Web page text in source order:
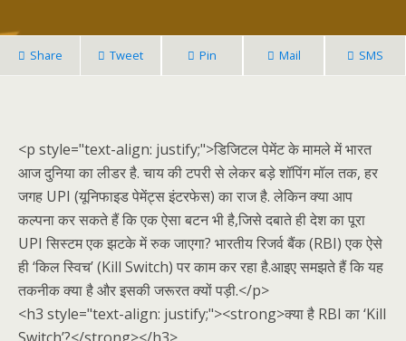
Share Tweet Pin Mail SMS
<p style="text-align: justify;">डिजिटल पेमेंट के मामले में भारत
आज दुनिया का लीडर है. चाय की टपरी से लेकर बड़े शॉपिंग मॉल तक, हर
जगह UPI (यूनिफाइड पेमेंट्स इंटरफेस) का राज है. लेकिन क्या आप
कल्पना कर सकते हैं कि एक ऐसा बटन भी है,जिसे दबाते ही देश का पूरा
UPI सिस्टम एक झटके में रुक जाएगा? भारतीय रिजर्व बैंक (RBI) एक ऐसे
ही ‘किल स्विच’ (Kill Switch) पर काम कर रहा है.आइए समझते हैं कि यह
तकनीक क्या है और इसकी जरूरत क्यों पड़ी.</p>
<h3 style="text-align: justify;"><strong>क्या है RBI का ‘Kill